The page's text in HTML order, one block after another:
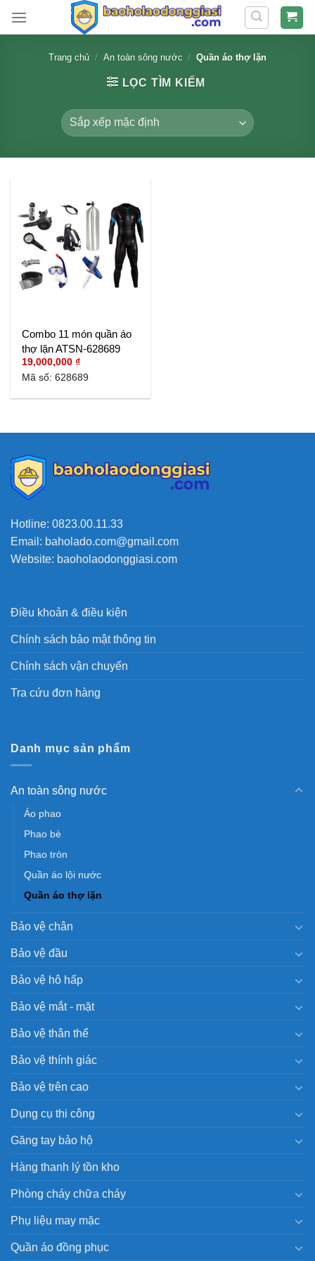
Trang chủ / An toàn sông nước / Quần áo thợ lặn
LỌC TÌM KIẾM
Combo 11 món quần áo
thợ lặn ATSN-628689
19,000,000₫
Mã số: 628689
Hotline: 0823.00.11.33
Email: baholado.com@gmail.com
Website: baoholaodonggiasi.com
Điều khoản & điều kiện
Chính sách bảo mật thông tin
Chính sách vận chuyển
Tra cứu đơn hàng
Danh mục sản phẩm
An toàn sông nước
Áo phao
Phao bè
Phao tròn
Quần áo lội nước
Quần áo thợ lặn
Bảo vệ chân
Bảo vệ đầu
Bảo vệ hô hấp
Bảo vệ mắt - mặt
Bảo vệ thân thể
Bảo vệ thính giác
Bảo vệ trên cao
Dụng cụ thi công
Găng tay bảo hộ
Hàng thanh lý tồn kho
Phòng cháy chữa cháy
Phụ liệu may mặc
Quần áo đồng phục